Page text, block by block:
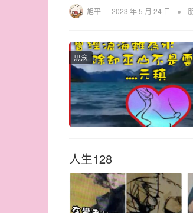
旭平 2023 年 5 月 24 日 •
思念
人生128